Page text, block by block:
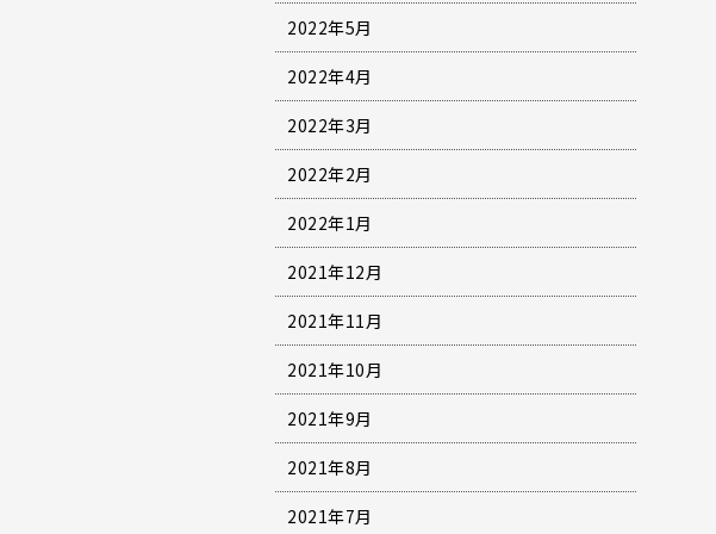
2022年5月
2022年4月
2022年3月
2022年2月
2022年1月
2021年12月
2021年11月
2021年10月
2021年9月
2021年8月
2021年7月